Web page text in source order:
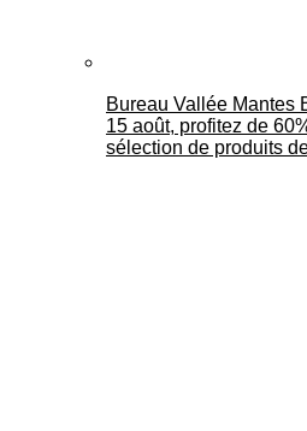
Bureau Vallée Mantes
15 août, profitez de
sélection de produits